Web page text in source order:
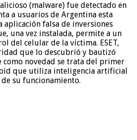
(malware) fue detectado en
a usuarios de Argentina esta
aplicación falsa de inversiones
una vez instalada, permite a un
del celular de la víctima. ESET,
que lo descubrió y bautizó
como novedad se trata del primer
que utiliza inteligencia artificial
su funcionamiento.